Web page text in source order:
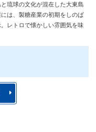
琉球の文化が混在した大東島
は、製糖産業の初期をしのば
レトロで懐かしい雰囲気を味